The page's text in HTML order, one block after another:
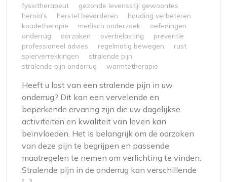
fysiotherapeut
gezonde levensstijl gewoontes
hernia's
herstel bevorderen
houding verbeteren
koudetherapie
medisch onderzoek
oefeningen
onderrug
oorzaken overbelasting
preventie
professioneel advies
regelmatig bewegen
rust
spierverrekkingen
stralende pijn
stralende pijn onderrug
warmtetherapie
Heeft u last van een stralende pijn in uw
onderrug? Dit kan een vervelende en
beperkende ervaring zijn die uw dagelijkse
activiteiten en kwaliteit van leven kan
beïnvloeden. Het is belangrijk om de oorzaken
van deze pijn te begrijpen en passende
maatregelen te nemen om verlichting te vinden.
Stralende pijn in de onderrug kan verschillende